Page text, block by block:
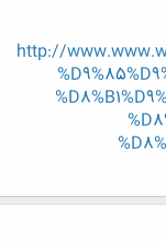
http://